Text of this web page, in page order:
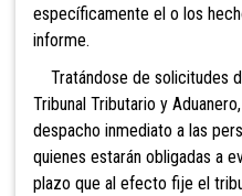
específicamente el o los
informe.
Tratándose de solicitudes
Tribunal Tributario y
despacho inmediato a las
quienes estarán obligadas a
plazo que al efecto fije el